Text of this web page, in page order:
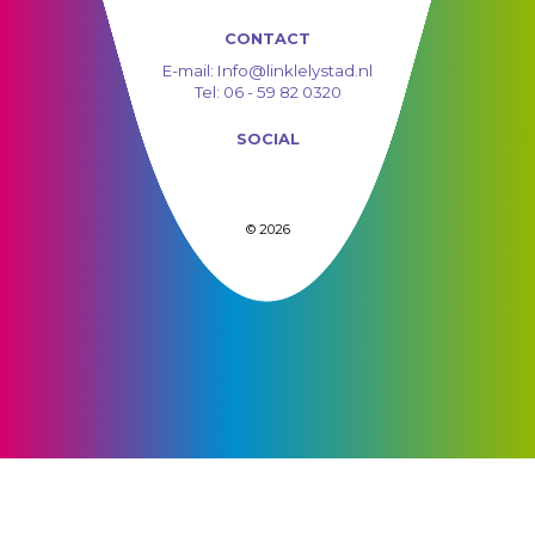
CONTACT
E-mail: Info@linklelystad.nl
Tel: 06 - 59 82 0320
SOCIAL
© 2026